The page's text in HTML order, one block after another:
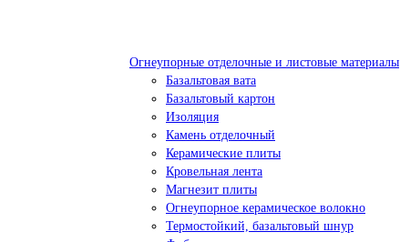
Огнеупорные отделочные и листовые материалы
Базальтовая вата
Базальтовый картон
Изоляция
Камень отделочный
Керамические плиты
Кровельная лента
Магнезит плиты
Огнеупорное керамическое волокно
Термостойкий, базальтовый шнур